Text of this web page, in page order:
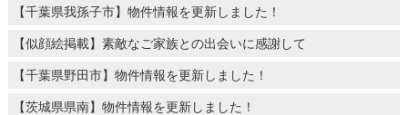
【千葉県我孫子市】物件情報を更新しました！
【似顔絵掲載】素敵なご家族との出会いに感謝して
【千葉県野田市】物件情報を更新しました！
【茨城県県南】物件情報を更新しました！